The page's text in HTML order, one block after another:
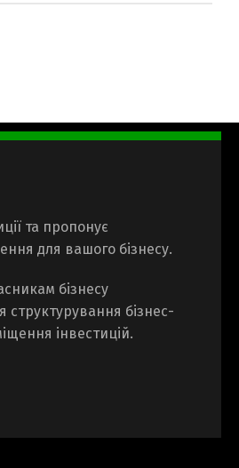
та пропонує
для вашого бізнесу.
бізнесу
структурування бізнес-
інвестицій.